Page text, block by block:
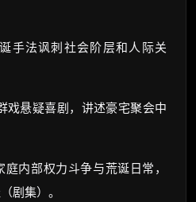
手法讽刺社会阶层和人际关
戏悬疑喜剧，讲述豪宅聚会中
庭内部权力斗争与荒诞日常，
剧集）。